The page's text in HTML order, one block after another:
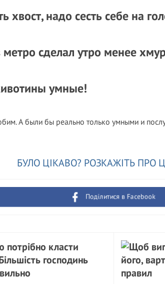
хвост, надо сесть себе на
метро сделал утро менее
умные!
А были бы реально только умными и
БУЛО ЦІКАВО? РОЗКАЖІТЬ ПРО
Поділитися в Facebook